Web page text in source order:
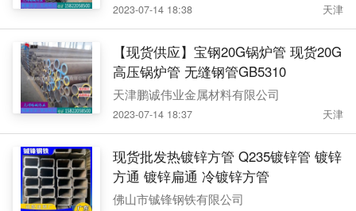
2023-07-14 18:38 天津
【现货供应】宝钢20G锅炉管 现货20G
高压锅炉管 无缝钢管GB5310
天津鹏诚伟业金属材料有限公司
2023-07-14 18:37 天津
现货批发热镀锌方管 Q235镀锌管 镀锌
方通 镀锌扁通 冷镀锌方管
佛山市铖锋钢铁有限公司